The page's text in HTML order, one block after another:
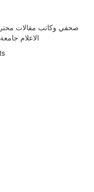
صحفي وكاتب مقالات
الاعلام